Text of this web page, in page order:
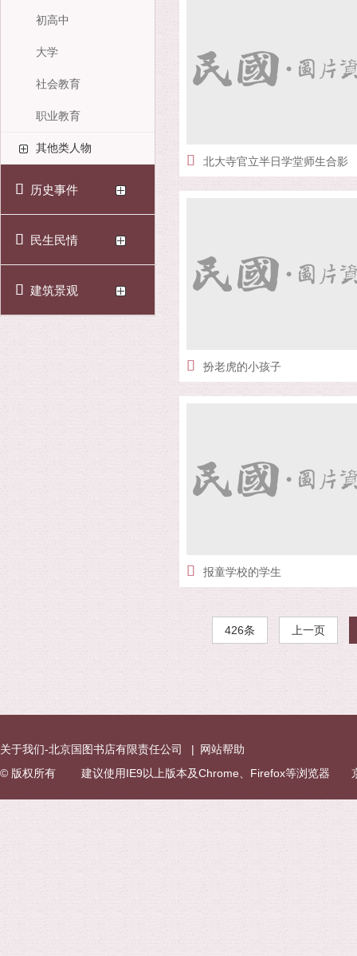
初高中
大学
社会教育
职业教育
其他类人物
历史事件
民生民情
建筑景观
北大寺官立半日学堂师生合影
扮老虎的小孩子
报童学校的学生
426条 上一页
关于我们-北京国图书店有限责任公司 | 网站帮助
© 版权所有 建议使用IE9以上版本及Chrome、Firefox等浏览器